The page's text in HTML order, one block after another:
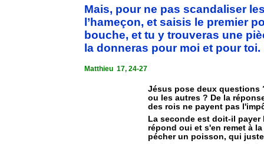
Mais, pour ne pas scandaliser
l’hameçon, et saisis le premier
bouche, et tu y trouveras une
la donneras pour moi et pour toi.
Matthieu 17, 24-27
Jésus pose deux questions
ou les autres ? De la
des rois ne payent pas
La seconde est doit-il
répond oui et s'en remet à
pécher un poisson, qui